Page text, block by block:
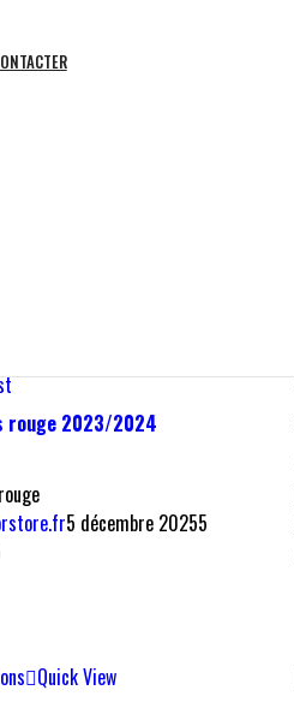
rouge 2023/2024
5 décembre 20255
Quick View